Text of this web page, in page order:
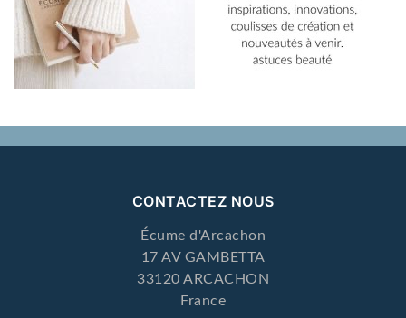
CONTACTEZ NOUS
Écume d'Arcachon
17 AV GAMBETTA
33120 ARCACHON
France